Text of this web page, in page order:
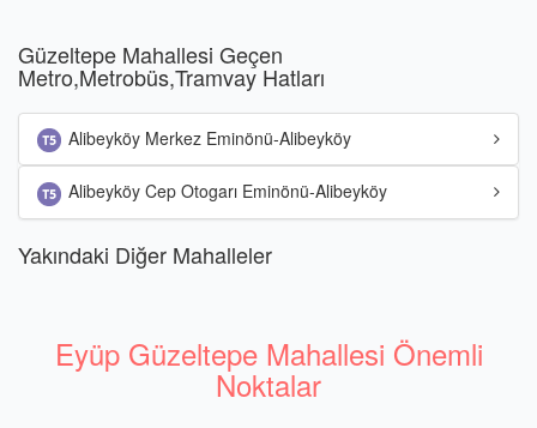
Güzeltepe Mahallesi Geçen
Metro,Metrobüs,Tramvay Hatları
Alibeyköy Merkez Eminönü-Alibeyköy
Alibeyköy Cep Otogarı Eminönü-Alibeyköy
Yakındaki Diğer Mahalleler
Eyüp Güzeltepe Mahallesi Önemli
Noktalar